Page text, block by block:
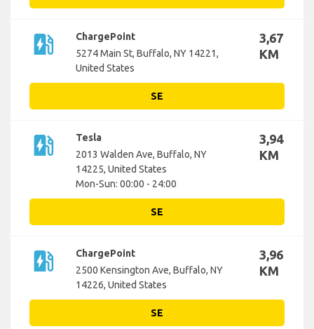
ev_station
ChargePoint
5274 Main St, Buffalo, NY 14221,
United States
3,67
KM
SE
ev_station
Tesla
2013 Walden Ave, Buffalo, NY
14225, United States
Mon-Sun: 00:00 - 24:00
3,94
KM
SE
ev_station
ChargePoint
2500 Kensington Ave, Buffalo, NY
14226, United States
3,96
KM
SE